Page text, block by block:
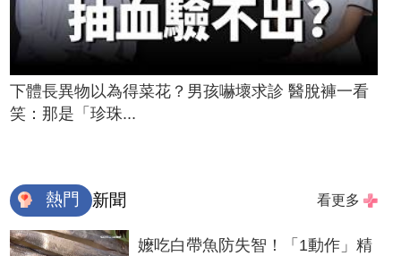
下體長異物以為得菜花？男孩嚇壞求診 醫脫褲一看
笑：那是「珍珠...
熱門 新聞 看更多
嬤吃白帶魚防失智！「1動作」精